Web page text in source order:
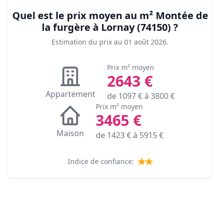
Quel est le prix moyen au m² Montée de
la furgère à Lornay (74150) ?
Estimation du prix au 01 août 2026.
Appartement
Prix m² moyen
2643 €
de 1097€ à 3800€
Maison
Prix m² moyen
3465 €
de 1423€ à 5915€
Indice de confiance: